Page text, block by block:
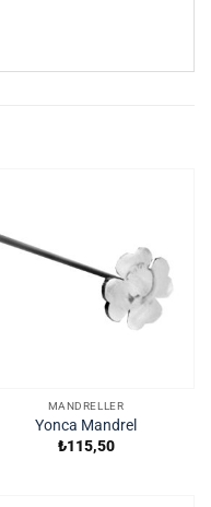
MANDRELLER
Yonca Mandrel
₺115,50